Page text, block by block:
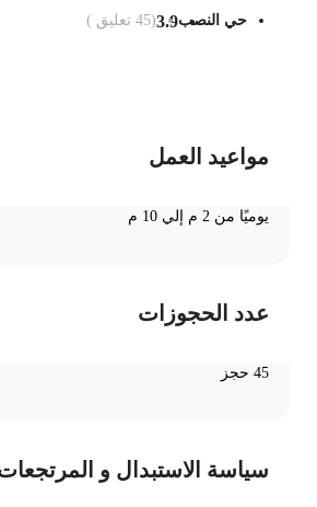
حي النصب3.9
(
45تعليق )
مواعيد العمل
يوميًا من 2 م إلي 10 م
عدد الحجوزات
سياسة الاستبدال و المرتجعات و